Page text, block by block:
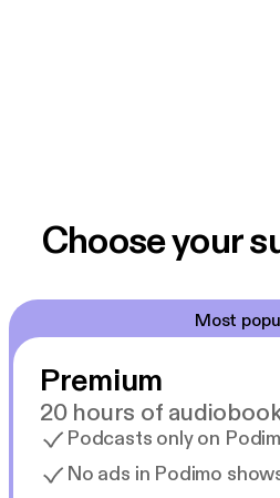
Choose your
Most
Premium
20 hours of
Podcasts only on
No ads in Podimo